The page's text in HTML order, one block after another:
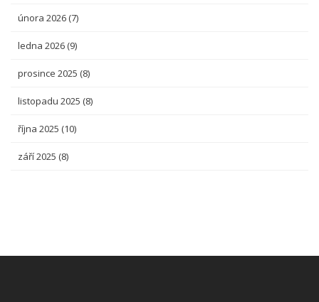
února 2026 (7)
ledna 2026 (9)
prosince 2025 (8)
listopadu 2025 (8)
října 2025 (10)
září 2025 (8)